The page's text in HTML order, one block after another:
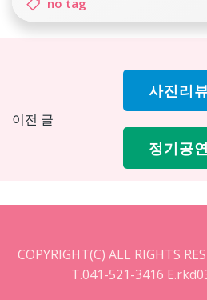
no tag
Post
navigation
이전 글
사진리
정기공연
COPYRIGHT(C) ALL RIGHTS
T.041-521-3416